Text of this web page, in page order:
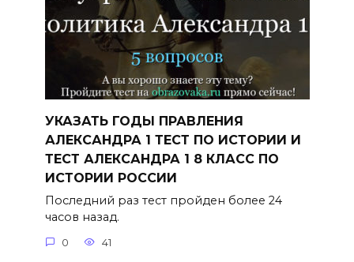
УКАЗАТЬ ГОДЫ ПРАВЛЕНИЯ
АЛЕКСАНДРА 1 ТЕСТ ПО ИСТОРИИ И
ТЕСТ АЛЕКСАНДРА 1 8 КЛАСС ПО
ИСТОРИИ РОССИИ
Последний раз тест пройден более 24
часов назад.
0 41